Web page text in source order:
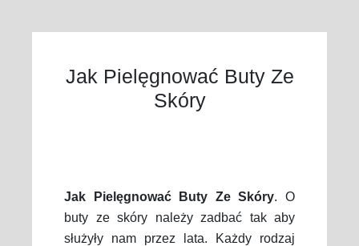
Jak Pielęgnować Buty Ze
Skóry
Jak Pielęgnować Buty Ze Skóry. O
buty ze skóry należy zadbać tak aby
służyły nam przez lata. Każdy rodzaj